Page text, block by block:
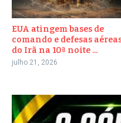
EUA atingem bases de
comando e defesas
do Irã na 10ª noite ...
julho 21, 2026